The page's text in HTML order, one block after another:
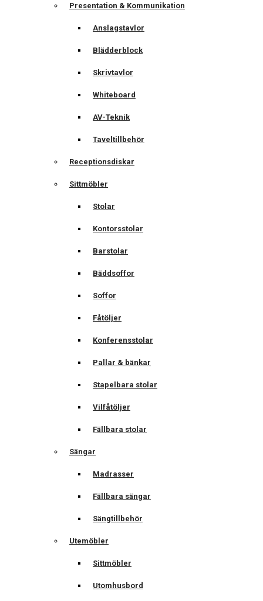
Presentation & Kommunikation
Anslagstavlor
Blädderblock
Skrivtavlor
Whiteboard
AV-Teknik
Taveltillbehör
Receptionsdiskar
Sittmöbler
Stolar
Kontorsstolar
Barstolar
Bäddsoffor
Soffor
Fåtöljer
Konferensstolar
Pallar & bänkar
Stapelbara stolar
Vilfåtöljer
Fällbara stolar
Sängar
Madrasser
Fällbara sängar
Sängtillbehör
Utemöbler
Sittmöbler
Utomhusbord